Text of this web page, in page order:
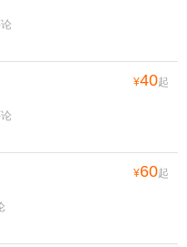
¥40起
¥60起